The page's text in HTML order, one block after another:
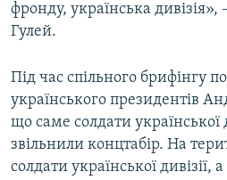
фронду, українська дивізія»,
Гулей.
Під час спільного брифінгу
українського президентів
що саме солдати української
звільнили концтабір. На
солдати української дивізії,